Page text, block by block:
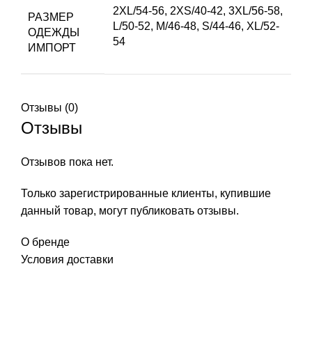
РАЗМЕР
ОДЕЖДЫ
ИМПОРТ
2XL/54-56, 2XS/40-42, 3XL/56-58,
L/50-52, M/46-48, S/44-46, XL/52-
54
Отзывы (0)
Отзывы
Отзывов пока нет.
Только зарегистрированные клиенты, купившие
данный товар, могут публиковать отзывы.
О бренде
Условия доставки